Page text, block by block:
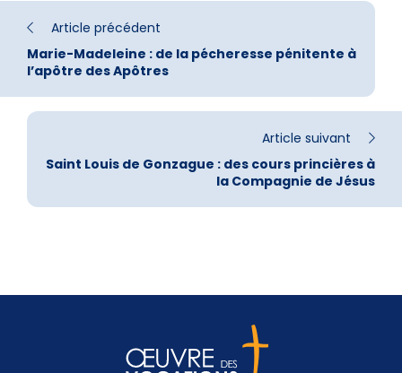
Article précédent
Marie-Madeleine : de la pécheresse pénitente à
l’apôtre des Apôtres
Article suivant
Saint Louis de Gonzague : des cours princières à
la Compagnie de Jésus